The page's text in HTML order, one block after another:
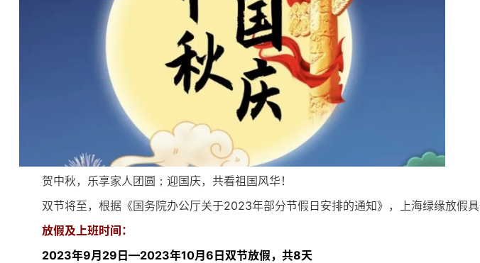
贺中秋，乐享家人团圆；迎国庆，共看祖国风华！
双节将至，根据《国务院办公厅关于2023年部分节假日安排的通知》，上海绿缘放假具
放假及上班时间：
2023年9月29日—2023年10月6日双节放假，共8天